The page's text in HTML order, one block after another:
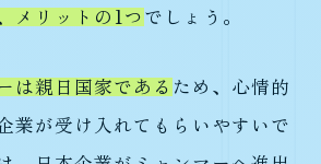
メリットの1つ でしょう。
は親日国家である ため、心情的
業が受け入れてもらいやすいで